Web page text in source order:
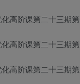
高阶课第二十三期
高阶课第二十三期
高阶课第二十三期